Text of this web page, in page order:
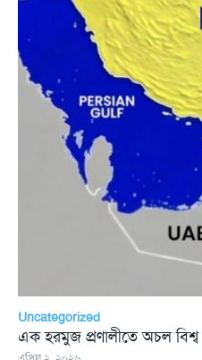
Uncategorized
এক হরমুজ প্রণালীতে অচল বিশ্ব